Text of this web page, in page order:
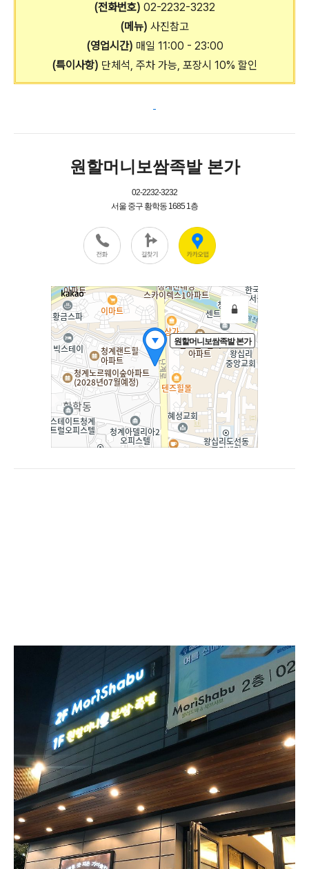
(전화번호) 02-2232-3232
(메뉴) 사진참고
(영업시간) 매일 11:00 - 23:00
(특이사항) 단체석, 주차 가능, 포장시 10% 할인